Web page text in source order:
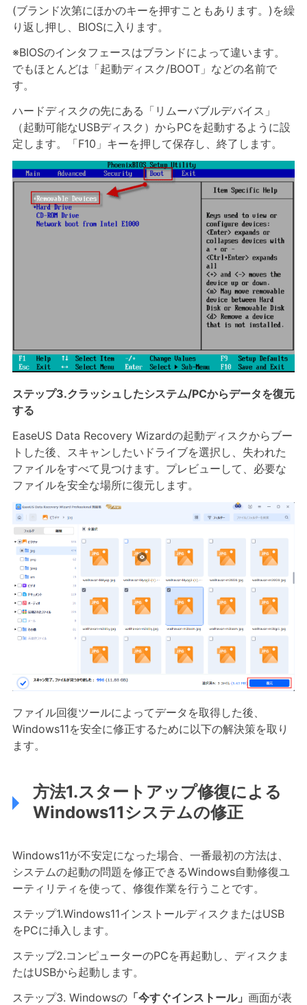
(ブランド次第にほかのキーを押すこともあります。)を繰
り返し押し、BIOSに入ります。
※BIOSのインタフェースはブランドによって違います。
でもほとんどは「起動ディスク/BOOT」などの名前で
す。
ハードディスクの先にある「リムーバブルデバイス」
（起動可能なUSBディスク）からPCを起動するように設
定します。「F10」キーを押して保存し、終了します。
ステップ3.クラッシュしたシステム/PCからデータを復元
する
EaseUS Data Recovery Wizardの起動ディスクからブー
トした後、スキャンしたいドライブを選択し、失われた
ファイルをすべて見つけます。プレビューして、必要な
ファイルを安全な場所に復元します。
ファイル回復ツールによってデータを取得した後、
Windows11を安全に修正するために以下の解決策を取り
ます。
方法1.スタートアップ修復による
Windows11システムの修正
Windows11が不安定になった場合、一番最初の方法は、
システムの起動の問題を修正できるWindows自動修復ユ
ーティリティを使って、修復作業を行うことです。
ステップ1.Windows11インストールディスクまたはUSB
をPCに挿入します。
ステップ2.コンピューターのPCを再起動し、ディスクま
たはUSBから起動します。
ステップ3. Windowsの「今すぐインストール」 画面が表